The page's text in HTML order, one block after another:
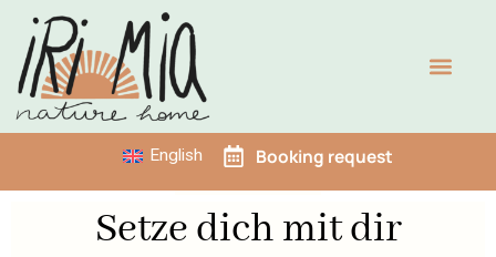
content
English Booking request
Setze dich mit dir